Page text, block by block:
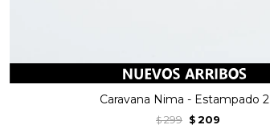
Caravana Nima - Estampado 2
$ 299 $ 209